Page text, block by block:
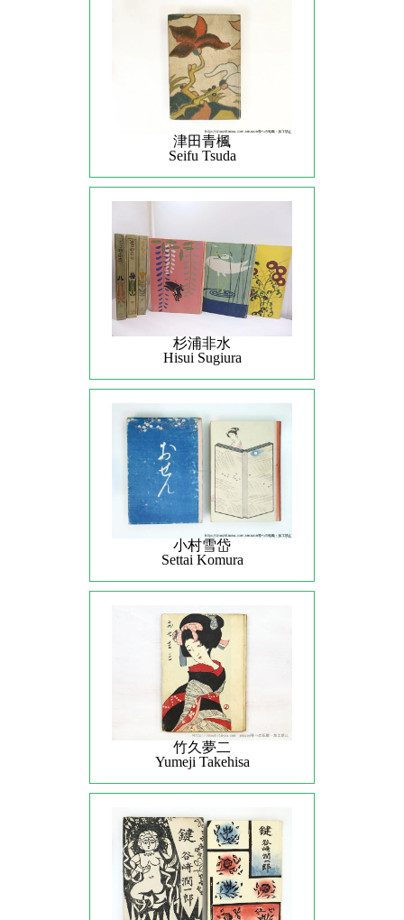
津田青楓
Seifu Tsuda
杉浦非水
Hisui Sugiura
小村雪岱
Settai Komura
竹久夢二
Yumeji Takehisa